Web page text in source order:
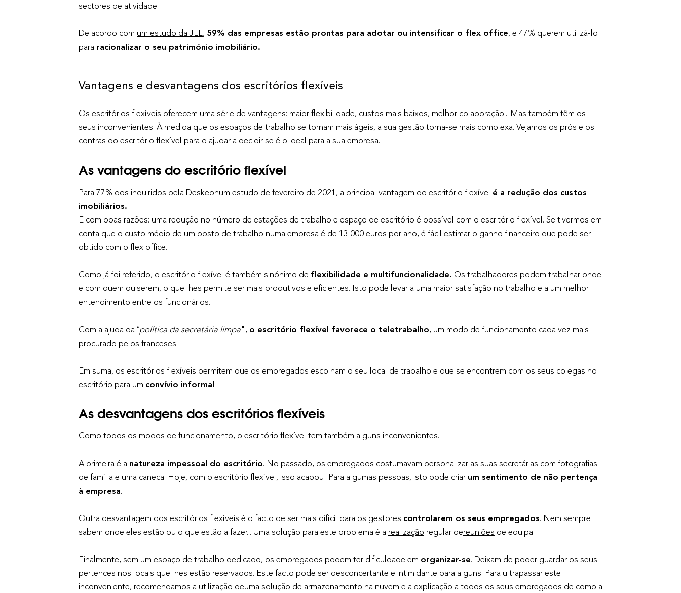
sectores de atividade.
De acordo com um estudo da JLL, 59% das empresas estão prontas para adotar ou intensificar o flex office, e 47% querem utilizá-lo
para racionalizar o seu património imobiliário.
Vantagens e desvantagens dos escritórios flexíveis
Os escritórios flexíveis oferecem uma série de vantagens: maior flexibilidade, custos mais baixos, melhor colaboração... Mas também têm os
seus inconvenientes. À medida que os espaços de trabalho se tornam mais ágeis, a sua gestão torna-se mais complexa. Vejamos os prós e os
contras do escritório flexível para o ajudar a decidir se é o ideal para a sua empresa.
As vantagens do escritório flexível
Para 77% dos inquiridos pela Deskeonum estudo de fevereiro de 2021 , a principal vantagem do escritório flexível é a redução dos custos
imobiliários.
E com boas razões: uma redução no número de estações de trabalho e espaço de escritório é possível com o escritório flexível. Se tivermos em
conta que o custo médio de um posto de trabalho numa empresa é de 13 000 euros por ano, é fácil estimar o ganho financeiro que pode ser
obtido com o flex office.
Como já foi referido, o escritório flexível é também sinónimo de flexibilidade e multifuncionalidade. Os trabalhadores podem trabalhar onde
e com quem quiserem, o que lhes permite ser mais produtivos e eficientes. Isto pode levar a uma maior satisfação no trabalho e a um melhor
entendimento entre os funcionários.
Com a ajuda da "política da secretária limpa", o escritório flexível favorece o teletrabalho, um modo de funcionamento cada vez mais
procurado pelos franceses.
Em suma, os escritórios flexíveis permitem que os empregados escolham o seu local de trabalho e que se encontrem com os seus colegas no
escritório para um convívio informal.
As desvantagens dos escritórios flexíveis
Como todos os modos de funcionamento, o escritório flexível tem também alguns inconvenientes.
A primeira é a natureza impessoal do escritório. No passado, os empregados costumavam personalizar as suas secretárias com fotografias
de família e uma caneca. Hoje, com o escritório flexível, isso acabou! Para algumas pessoas, isto pode criar um sentimento de não pertença
à empresa.
Outra desvantagem dos escritórios flexíveis é o facto de ser mais difícil para os gestores controlarem os seus empregados. Nem sempre
sabem onde eles estão ou o que estão a fazer... Uma solução para este problema é a realização regular dereuniões de equipa.
Finalmente, sem um espaço de trabalho dedicado, os empregados podem ter dificuldade em organizar-se. Deixam de poder guardar os seus
pertences nos locais que lhes estão reservados. Este facto pode ser desconcertante e intimidante para alguns. Para ultrapassar este
inconveniente, recomendamos a utilização deuma solução de armazenamento na nuvem e a explicação a todos os seus empregados de como a